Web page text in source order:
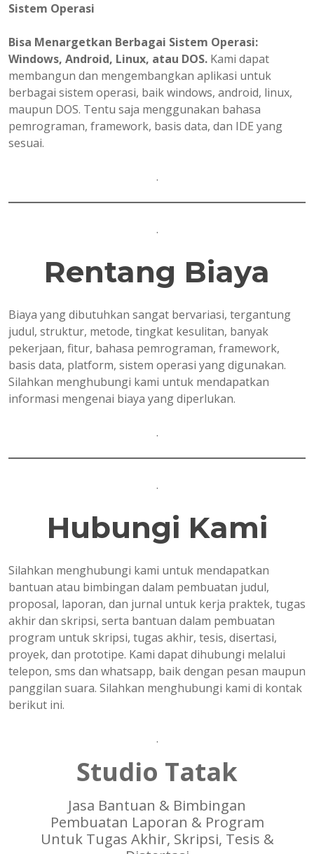
Sistem Operasi
Bisa Menargetkan Berbagai Sistem Operasi:
Windows, Android, Linux, atau DOS. Kami dapat
membangun dan mengembangkan aplikasi untuk
berbagai sistem operasi, baik windows, android, linux,
maupun DOS. Tentu saja menggunakan bahasa
pemrograman, framework, basis data, dan IDE yang
sesuai.
.
.
Rentang Biaya
Biaya yang dibutuhkan sangat bervariasi, tergantung
judul, struktur, metode, tingkat kesulitan, banyak
pekerjaan, fitur, bahasa pemrograman, framework,
basis data, platform, sistem operasi yang digunakan.
Silahkan menghubungi kami untuk mendapatkan
informasi mengenai biaya yang diperlukan.
.
.
Hubungi Kami
Silahkan menghubungi kami untuk mendapatkan
bantuan atau bimbingan dalam pembuatan judul,
proposal, laporan, dan jurnal untuk kerja praktek, tugas
akhir dan skripsi, serta bantuan dalam pembuatan
program untuk skripsi, tugas akhir, tesis, disertasi,
proyek, dan prototipe. Kami dapat dihubungi melalui
telepon, sms dan whatsapp, baik dengan pesan maupun
panggilan suara. Silahkan menghubungi kami di kontak
berikut ini.
.
Studio Tatak
Jasa Bantuan & Bimbingan
Pembuatan Laporan & Program
Untuk Tugas Akhir, Skripsi, Tesis &